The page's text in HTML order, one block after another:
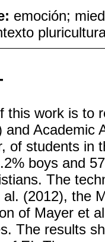
emoción;
this work is to
and Academic
of students in
boys and
The
(2012), the
of Mayer et
The results